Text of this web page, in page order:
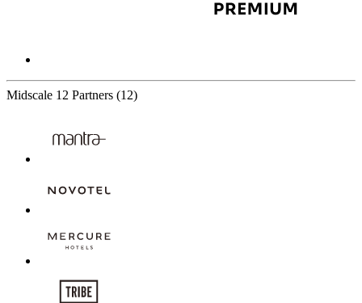
Midscale 12 Partners (12)